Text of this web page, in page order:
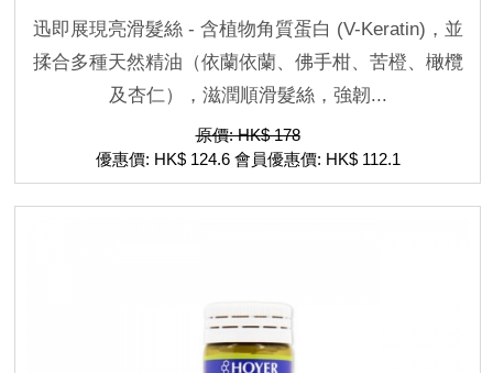
迅即展現亮滑髮絲 - 含植物角質蛋白 (V-Keratin)，並
揉合多種天然精油（依蘭依蘭、佛手柑、苦橙、橄欖
及杏仁），滋潤順滑髮絲，強韌...
原價: HK$ 178
優惠價: HK$ 124.6 會員優惠價: HK$ 112.1